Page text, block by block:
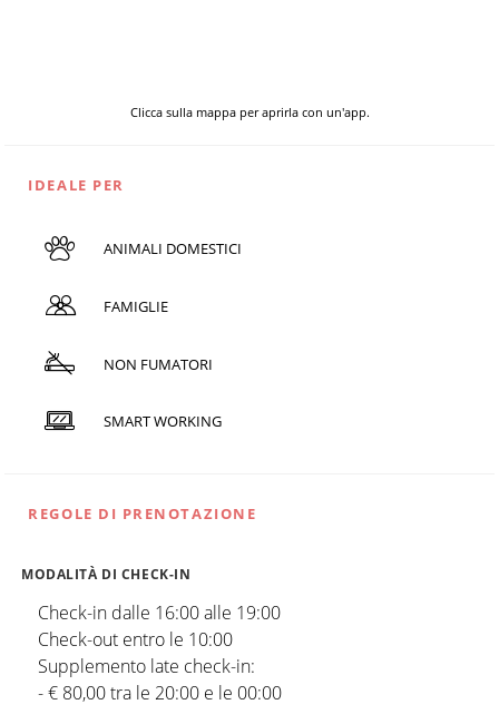
Clicca sulla mappa per aprirla con un'app.
IDEALE PER
ANIMALI DOMESTICI
FAMIGLIE
NON FUMATORI
SMART WORKING
REGOLE DI PRENOTAZIONE
MODALITÀ DI CHECK-IN
Check-in dalle 16:00 alle 19:00
Check-out entro le 10:00
Supplemento late check-in:
- € 80,00 tra le 20:00 e le 00:00